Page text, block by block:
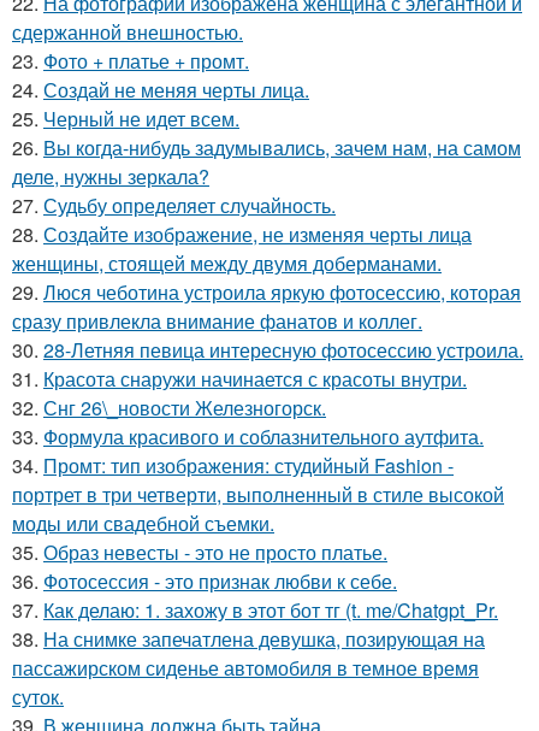
сдержанной внешностью.
23. Фото + платье + промт.
24. Создай не меняя черты лица.
25. Черный не идет всем.
26. Вы когда-нибудь задумывались, зачем нам, на самом
деле, нужны зеркала?
27. Судьбу определяет случайность.
28. Создайте изображение, не изменяя черты лица
женщины, стоящей между двумя доберманами.
29. Люся чеботина устроила яркую фотосессию, которая
сразу привлекла внимание фанатов и коллег.
30. 28-Летняя певица интересную фотосессию устроила.
31. Красота снаружи начинается с красоты внутри.
32. Снг 26\_новости Железногорск.
33. Формула красивого и соблазнительного аутфита.
34. Промт: тип изображения: студийный Fashion -
портрет в три четверти, выполненный в стиле высокой
моды или свадебной съемки.
35. Образ невесты - это не просто платье.
36. Фотосессия - это признак любви к себе.
37. Как делаю: 1. захожу в этот бот тг (t. me/Chatgpt_Pr.
38. На снимке запечатлена девушка, позирующая на
пассажирском сиденье автомобиля в темное время
суток.